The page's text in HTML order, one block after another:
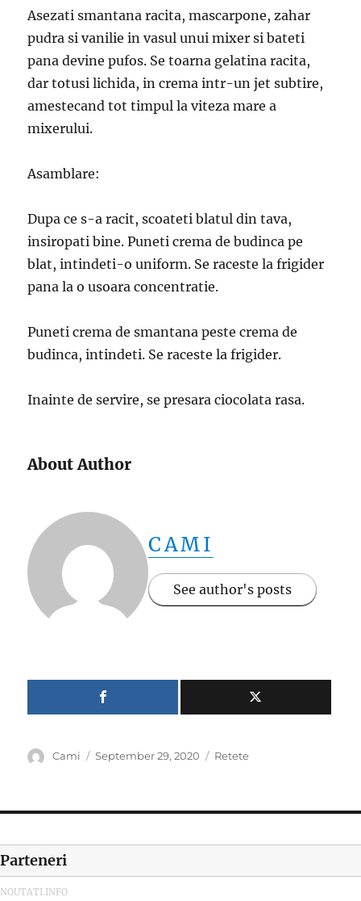
Asezati smantana racita, mascarpone, zahar
pudra si vanilie in vasul unui mixer si bateti
pana devine pufos. Se toarna gelatina racita,
dar totusi lichida, in crema intr-un jet subtire,
amestecand tot timpul la viteza mare a
mixerului.
Asamblare:
Dupa ce s-a racit, scoateti blatul din tava,
insiropati bine. Puneti crema de budinca pe
blat, intindeti-o uniform. Se raceste la frigider
pana la o usoara concentratie.
Puneti crema de smantana peste crema de
budinca, intindeti. Se raceste la frigider.
Inainte de servire, se presara ciocolata rasa.
About Author
CAMI
See author's posts
Author
Cami
Posted
September 29, 2020 Categories
Retete
Parteneri
NOUTATI.INFO